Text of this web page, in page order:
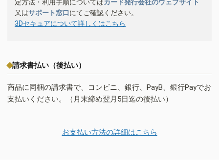
定方法・利用手順についてはカード発行会社のウェブサイト
又はサポート窓口にてご確認ください。
3Dセキュアについて詳しくはこちら
請求書払い（後払い）
商品に同梱の請求書で、コンビニ、銀行、PayB、銀行Payでお
支払いください。（月末締め翌月5日迄の後払い）
お支払い方法の詳細はこちら